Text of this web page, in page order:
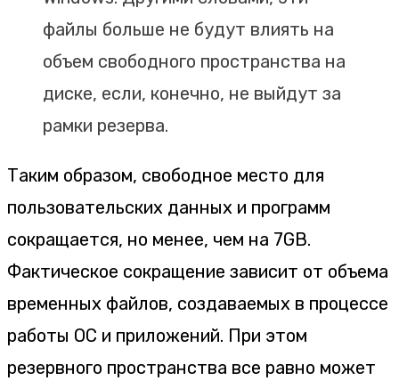
файлы больше не будут влиять на
объем свободного пространства на
диске, если, конечно, не выйдут за
рамки резерва.
Таким образом, свободное место для
пользовательских данных и программ
сокращается, но менее, чем на 7GB.
Фактическое сокращение зависит от объема
временных файлов, создаваемых в процессе
работы ОС и приложений. При этом
резервного пространства все равно может